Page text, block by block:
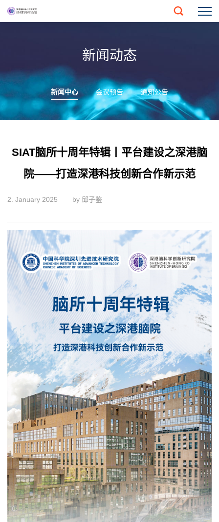
新闻动态
新闻中心 会议预告 通知公告
SIAT脑所十周年特辑丨平台建设之深港脑
院——打造深港科技创新合作新示范
2. January 2025 by 邱子鉴